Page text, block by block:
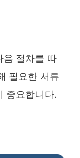
음 절차를 따
필요한 서류
중요합니다.